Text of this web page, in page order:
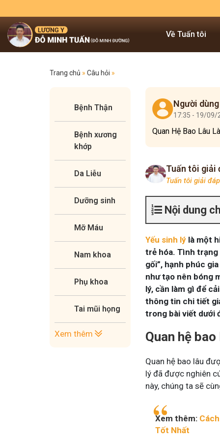
Về Tuấn tôi
Trang chủ » Câu hỏi »
Bệnh Thận
Bệnh xương
khớp
Da Liễu
Dưỡng sinh
Mỡ Máu
Nam khoa
Phụ khoa
Tai mũi họng
Xem thêm
Người
17:35 - 19/09/
Quan Hệ Bao Lâu
Tuấn tôi giải
Tuấn tôi giải
Nội dung
Yếu sinh lý là một
trẻ hóa. Tình trạng
gối”, hạnh phúc
như tạo nên bóng
lý, cần làm gì để
thông tin chi tiết
trong bài viết dưới
Quan hệ
Quan hệ bao lâu
lý đã được nghiên
này, chúng ta sẽ
Xem thêm:
Tốt Nhất